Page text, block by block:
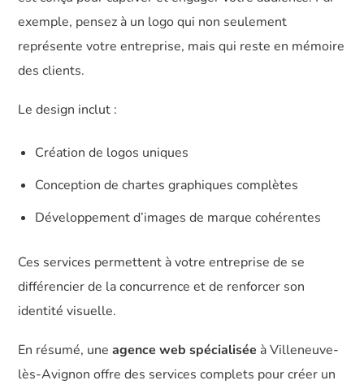
exemple, pensez à un logo qui non seulement
représente votre entreprise, mais qui reste en mémoire
des clients.
Le design inclut :
Création de logos uniques
Conception de chartes graphiques complètes
Développement d’images de marque cohérentes
Ces services permettent à votre entreprise de se
différencier de la concurrence et de renforcer son
identité visuelle.
En résumé, uneagence web spécialisée à Villeneuve-
lès-Avignon offre des services complets pour créer un